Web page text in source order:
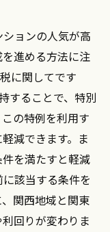
ョンの人気が高
進める方法に注
に関してです
することで、特別
の特例を利用す
減できます。ま
を満たすと軽減
該当する条件を
関西地域と関東
回りが変わりま